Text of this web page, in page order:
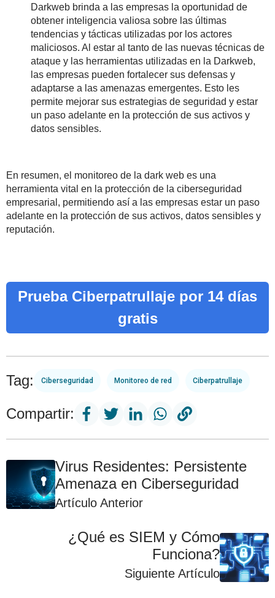
Darkweb brinda a las empresas la oportunidad de
obtener inteligencia valiosa sobre las últimas
tendencias y tácticas utilizadas por los actores
maliciosos. Al estar al tanto de las nuevas técnicas de
ataque y las herramientas utilizadas en la Darkweb,
las empresas pueden fortalecer sus defensas y
adaptarse a las amenazas emergentes. Esto les
permite mejorar sus estrategias de seguridad y estar
un paso adelante en la protección de sus activos y
datos sensibles.
En resumen, el monitoreo de la dark web es una
herramienta vital en la protección de la ciberseguridad
empresarial, permitiendo así a las empresas estar un paso
adelante en la protección de sus activos, datos sensibles y
reputación.
Prueba Ciberpatrullaje por 14 días
gratis
Tag: Ciberseguridad Monitoreo de red Ciberpatrullaje
Compartir:
Virus Residentes: Persistente
Amenaza en Ciberseguridad
Artículo Anterior
¿Qué es SIEM y Cómo
Funciona?
Siguiente Artículo